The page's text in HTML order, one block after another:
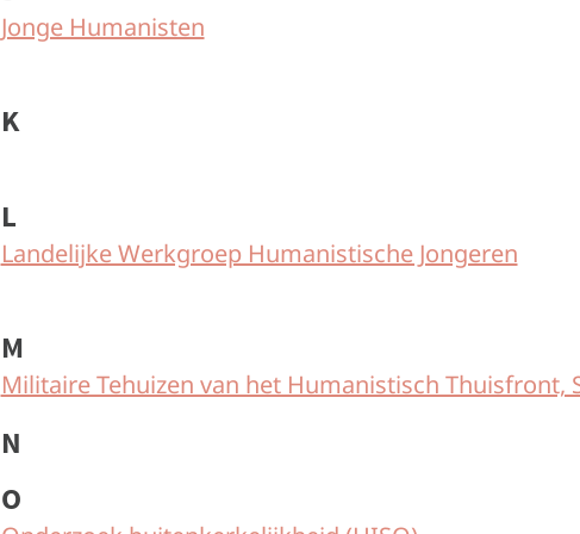
Jonge Humanisten
K
L
Landelijke Werkgroep Humanistische Jongeren
M
Militaire Tehuizen van het Humanistisch Thuisfront,
N
O